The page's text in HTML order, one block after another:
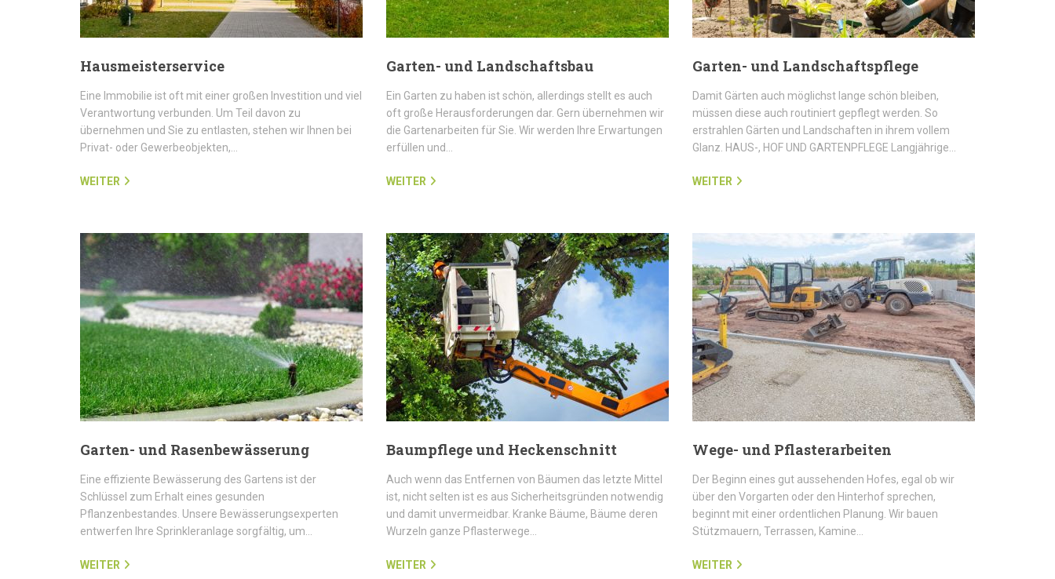
Hausmeisterservice
Eine Immobilie ist oft mit einer großen Investition und viel
Verantwortung verbunden. Um Teil davon zu
übernehmen und Sie zu entlasten, stehen wir Ihnen bei
Privat- oder Gewerbeobjekten,…
WEITER
Garten- und Landschaftsbau
Ein Garten zu haben ist schön, allerdings stellt es auch
oft große Herausforderungen dar. Gern übernehmen wir
die Gartenarbeiten für Sie. Wir werden Ihre Erwartungen
erfüllen und…
WEITER
Garten- und Landschaftspflege
Damit Gärten auch möglichst lange schön bleiben,
müssen diese auch routiniert gepflegt werden. So
erstrahlen Gärten und Landschaften in ihrem vollem
Glanz. HAUS-, HOF UND GARTENPFLEGE Langjährige…
WEITER
Garten- und Rasenbewässerung
Eine effiziente Bewässerung des Gartens ist der
Schlüssel zum Erhalt eines gesunden
Pflanzenbestandes. Unsere Bewässerungsexperten
entwerfen Ihre Sprinkleranlage sorgfältig, um…
WEITER
Baumpflege und Heckenschnitt
Auch wenn das Entfernen von Bäumen das letzte Mittel
ist, nicht selten ist es aus Sicherheitsgründen notwendig
und damit unvermeidbar. Kranke Bäume, Bäume deren
Wurzeln ganze Pflasterwege…
WEITER
Wege- und Pflasterarbeiten
Der Beginn eines gut aussehenden Hofes, egal ob wir
über den Vorgarten oder den Hinterhof sprechen,
beginnt mit einer ordentlichen Planung. Wir bauen
Stützmauern, Terrassen, Kamine…
WEITER